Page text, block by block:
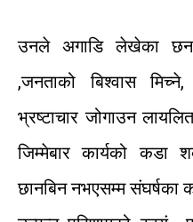
उनले अगाडि लेखेका
,जनताको बिश्वास मिच्ने
भ्रष्टाचार जोगाउन लायलित
जिम्मेबार कार्यको कडा
छानबिन नभएसम्मसंघर्षका